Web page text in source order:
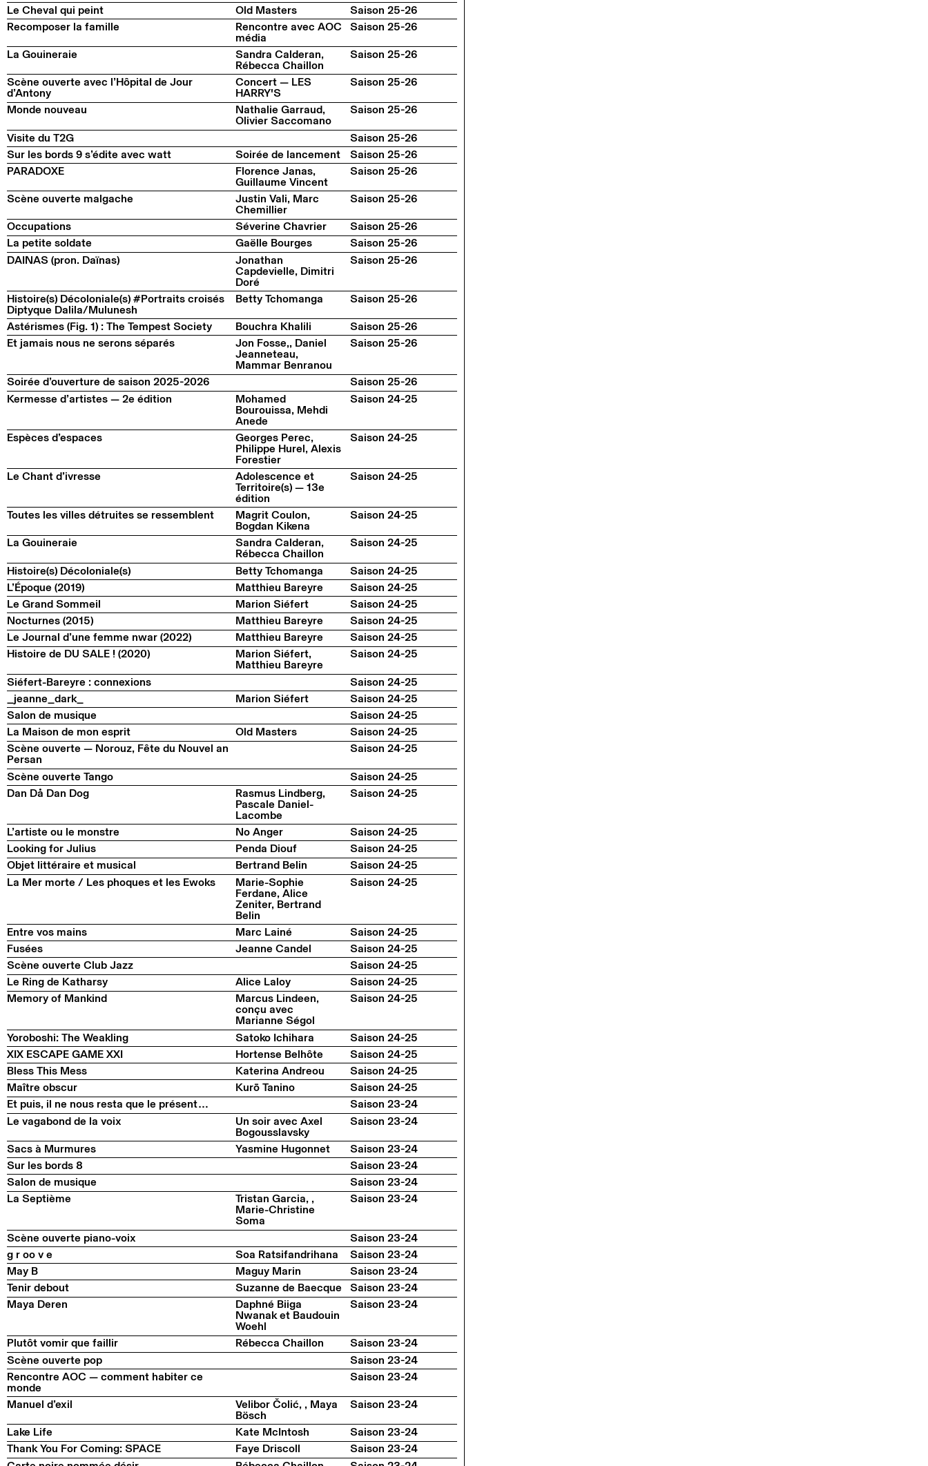
Le Cheval qui peint
Old Masters
Saison 25-26
Recomposer la famille
Rencontre avec AOC
média
Saison 25-26
La Gouineraie
Sandra Calderan,
Rébecca Chaillon
Saison 25-26
Scène ouverte avec l’Hôpital de Jour
d’Antony
Concert — LES
HARRY'S
Saison 25-26
Monde nouveau
Nathalie Garraud,
Olivier Saccomano
Saison 25-26
Visite du T2G
Saison 25-26
Sur les bords 9 s’édite avec watt
Soirée de lancement
Saison 25-26
PARADOXE
Florence Janas,
Guillaume Vincent
Saison 25-26
Scène ouverte malgache
Justin Vali, Marc
Chemillier
Saison 25-26
Occupations Séverine Chavrier
Saison 25-26
La petite soldate
Gaëlle Bourges
Saison 25-26
DAINAS (pron. Daïnas)
Jonathan
Capdevielle, Dimitri
Doré
Saison 25-26
Histoire(s) Décoloniale(s) #Portraits croisés
Diptyque Dalila/Mulunesh
Betty Tchomanga Saison 25-26
Astérismes (Fig. 1) : The Tempest Society Bouchra Khalili
Saison 25-26
Et jamais nous ne serons séparés
Jon Fosse,, Daniel
Jeanneteau,
Mammar Benranou
Saison 25-26
Soirée d’ouverture de saison 2025-2026
Saison 25-26
Kermesse d’artistes — 2e édition
Mohamed
Bourouissa, Mehdi
Anede
Saison 24-25
Espèces d’espaces
Georges Perec,
Philippe Hurel, Alexis
Forestier
Saison 24-25
Le Chant d’ivresse
Adolescence et
Territoire(s) — 13e
édition
Saison 24-25
Toutes les villes détruites se ressemblent
Magrit Coulon,
Bogdan Kikena
Saison 24-25
La Gouineraie
Sandra Calderan,
Rébecca Chaillon
Saison 24-25
Histoire(s) Décoloniale(s) Betty Tchomanga
Saison 24-25
L’Époque (2019)
Matthieu Bareyre
Saison 24-25
Le Grand Sommeil
Marion Siéfert
Saison 24-25
Nocturnes (2015)
Matthieu Bareyre
Saison 24-25
Le Journal d’une femme nwar (2022)
Matthieu Bareyre
Saison 24-25
Histoire de DU SALE ! (2020)
Marion Siéfert,
Matthieu Bareyre
Saison 24-25
Siéfert-Bareyre : connexions
Saison 24-25
_jeanne_dark_
Marion Siéfert
Saison 24-25
Salon de musique
Saison 24-25
La Maison de mon esprit
Old Masters
Saison 24-25
Scène ouverte — Norouz, Fête du Nouvel an
Persan
Saison 24-25
Scène ouverte Tango
Saison 24-25
Dan Då Dan Dog
Rasmus Lindberg,
Pascale Daniel-
Lacombe
Saison 24-25
L’artiste ou le monstre No Anger
Saison 24-25
Looking for Julius
Penda Diouf
Saison 24-25
Objet littéraire et musical
Bertrand Belin
Saison 24-25
La Mer morte / Les phoques et les Ewoks
Marie-Sophie
Ferdane, Alice
Zeniter, Bertrand
Belin
Saison 24-25
Entre vos mains Marc Lainé
Saison 24-25
Fusées
Jeanne Candel
Saison 24-25
Scène ouverte Club Jazz
Saison 24-25
Le Ring de Katharsy
Alice Laloy
Saison 24-25
Memory of Mankind
Marcus Lindeen,
conçu avec
Marianne Ségol
Saison 24-25
Yoroboshi: The Weakling Satoko Ichihara
Saison 24-25
XIX ESCAPE GAME XXI
Hortense Belhôte
Saison 24-25
Bless This Mess
Katerina Andreou
Saison 24-25
Maître obscur
Kurō Tanino
Saison 24-25
Et puis, il ne nous resta que le présent…
Saison 23-24
Le vagabond de la voix
Un soir avec Axel
Bogousslavsky
Saison 23-24
Sacs à Murmures Yasmine Hugonnet
Saison 23-24
Sur les bords 8
Saison 23-24
Salon de musique
Saison 23-24
La Septième
Tristan Garcia, ,
Marie-Christine
Soma
Saison 23-24
Scène ouverte piano-voix
Saison 23-24
g r oo v e
Soa Ratsifandrihana
Saison 23-24
May B
Maguy Marin
Saison 23-24
Tenir debout
Suzanne de Baecque
Saison 23-24
Maya Deren
Daphné Biiga
Nwanak et Baudouin
Woehl
Saison 23-24
Plutôt vomir que faillir Rébecca Chaillon
Saison 23-24
Scène ouverte pop
Saison 23-24
Rencontre AOC — comment habiter ce
monde
Saison 23-24
Manuel d’exil
Velibor Čolić, , Maya
Bösch
Saison 23-24
Lake Life Kate McIntosh
Saison 23-24
Thank You For Coming: SPACE
Faye Driscoll
Saison 23-24